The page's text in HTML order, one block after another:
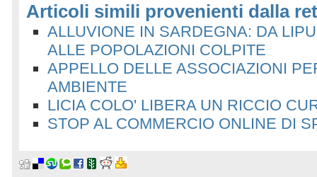
Articoli simili provenienti dalla
ALLUVIONE IN SARDEGNA: DA
ALLE POPOLAZIONI COLPITE
APPELLO DELLE ASSOCIAZIONI
AMBIENTE
LICIA COLO' LIBERA UN RICCIO
STOP AL COMMERCIO ONLINE DI